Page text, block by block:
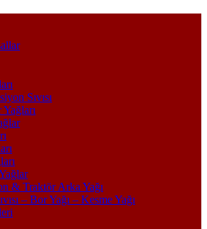
Sıvısı
Yağları
& Traktör Arka Yağı
– Bor Yağı – Kesme Yağı